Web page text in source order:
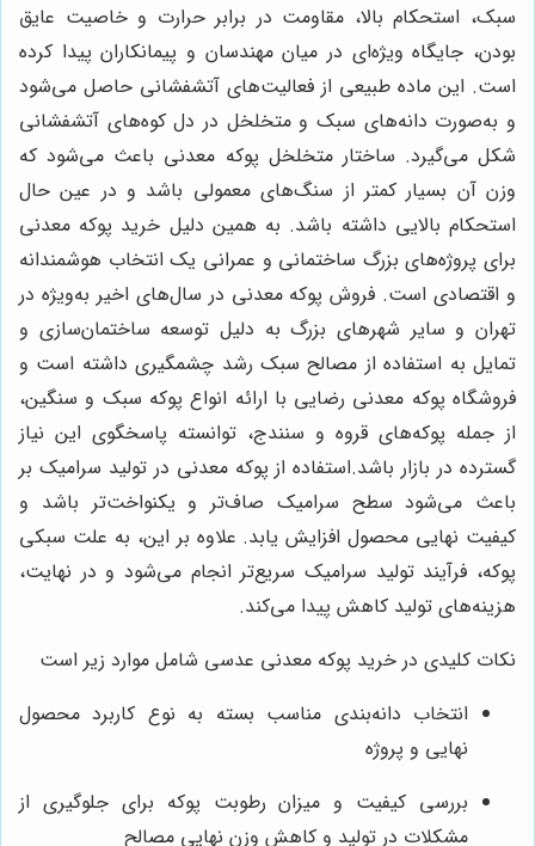
سبک، استحکام بالا، مقاومت در برابر حرارت و خاصیت عایق
بودن، جایگاه ویژه‌ای در میان مهندسان و پیمانکاران پیدا کرده
است. این ماده طبیعی از فعالیت‌های آتشفشانی حاصل می‌شود
و به‌صورت دانه‌های سبک و متخلخل در دل کوه‌های آتشفشانی
شکل می‌گیرد. ساختار متخلخل پوکه معدنی باعث می‌شود که
وزن آن بسیار کمتر از سنگ‌های معمولی باشد و در عین حال
استحکام بالایی داشته باشد. به همین دلیل خرید پوکه معدنی
برای پروژه‌های بزرگ ساختمانی و عمرانی یک انتخاب هوشمندانه
و اقتصادی است. فروش پوکه معدنی در سال‌های اخیر به‌ویژه در
تهران و سایر شهرهای بزرگ به دلیل توسعه ساختمان‌سازی و
تمایل به استفاده از مصالح سبک رشد چشمگیری داشته است و
فروشگاه پوکه معدنی رضایی با ارائه انواع پوکه سبک و سنگین،
از جمله پوکه‌های قروه و سنندج، توانسته پاسخگوی این نیاز
گسترده در بازار باشد.استفاده از پوکه معدنی در تولید سرامیک بر
باعث می‌شود سطح سرامیک صاف‌تر و یکنواخت‌تر باشد و
کیفیت نهایی محصول افزایش یابد. علاوه بر این، به علت سبکی
پوکه، فرآیند تولید سرامیک سریع‌تر انجام می‌شود و در نهایت،
هزینه‌های تولید کاهش پیدا می‌کند.
نکات کلیدی در خرید پوکه معدنی عدسی شامل موارد زیر است
انتخاب دانه‌بندی مناسب بسته به نوع کاربرد محصول
نهایی و پروژه
بررسی کیفیت و میزان رطوبت پوکه برای جلوگیری از
مشکلات در تولید و کاهش وزن نهایی مصالح